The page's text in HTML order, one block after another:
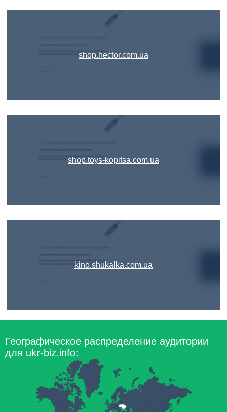
shop.hector.com.ua
shop.toys-kopitsa.com.ua
kino.shukalka.com.ua
Географическое распределение аудитории
для ukr-biz.info: